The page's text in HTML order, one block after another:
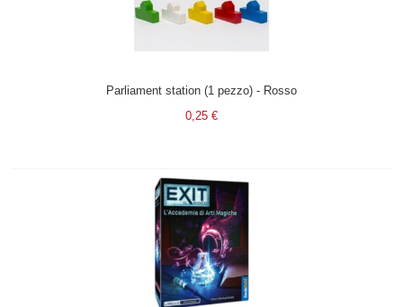
Parliament station (1 pezzo) - Rosso
0,25 €